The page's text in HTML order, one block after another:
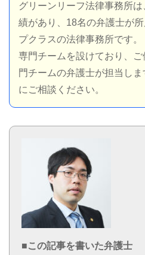
グリーンリーフ法律事務所
績があり、18名の弁護士が
プクラスの法律事務所です
専門チームを設けており、
門チームの弁護士が担当し
にご相談ください。
■この記事を書いた弁護士